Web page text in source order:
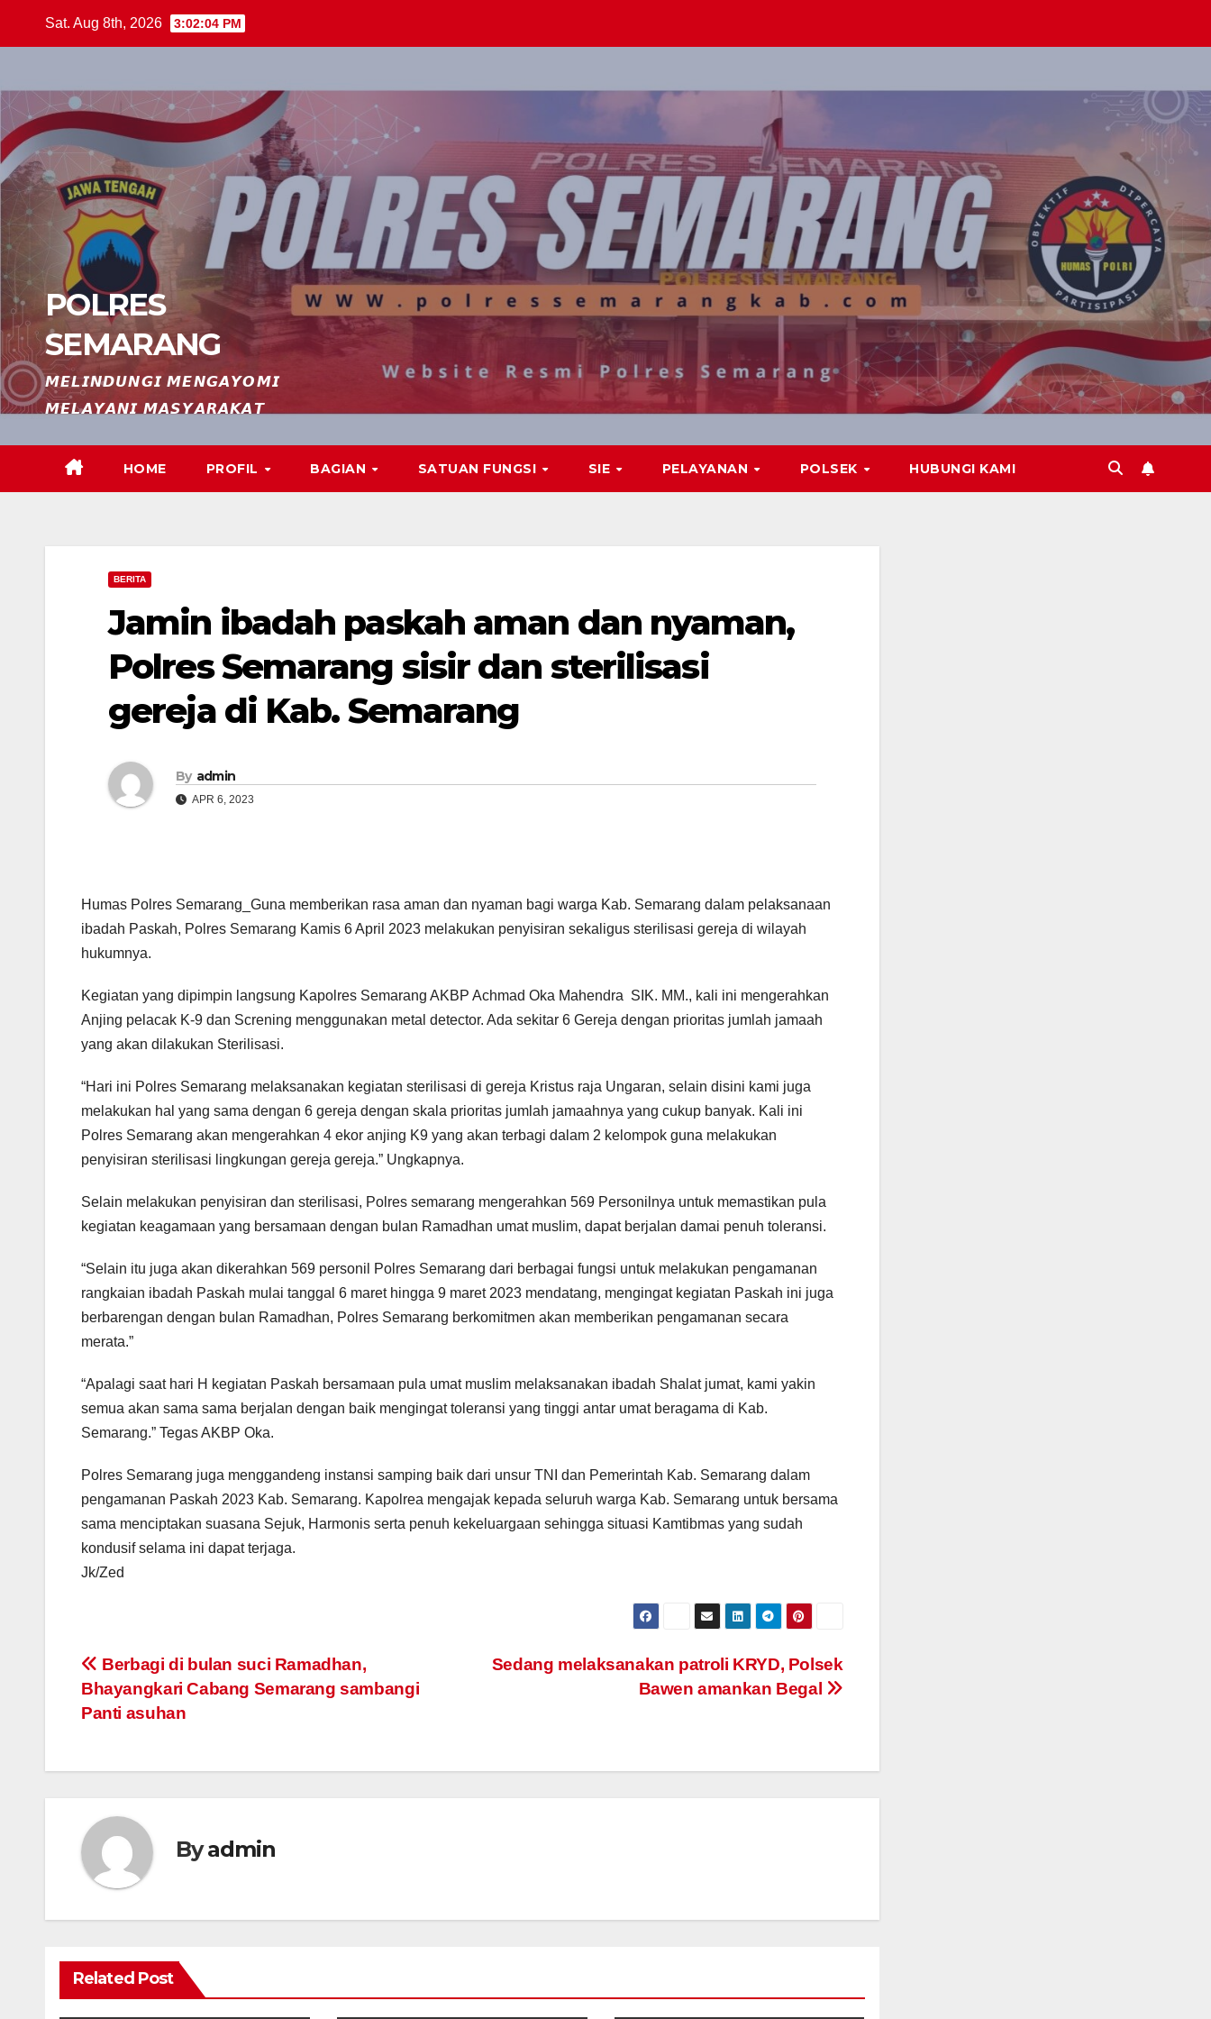
Sat. Aug 8th, 2026 3:02:05 PM
POLRES
SEMARANG
𝙈𝙀𝙇𝙄𝙉𝘿𝙐𝙉𝙂𝙄 𝙈𝙀𝙉𝙂𝘼𝙔𝙊𝙈𝙄
𝙈𝙀𝙇𝘼𝙔𝘼𝙉𝙄 𝙈𝘼𝙎𝙔𝘼𝙍𝘼𝙆𝘼𝙏
HOME PROFIL BAGIAN SATUAN FUNGSI SIE PELAYANAN POLSEK HUBUNGI KAMI
BERITA
Jamin ibadah paskah aman dan nyaman,
Polres Semarang sisir dan sterilisasi
gereja di Kab. Semarang
By admin
APR 6, 2023
Humas Polres Semarang_Guna memberikan rasa aman dan nyaman bagi warga Kab. Semarang dalam pelaksanaan
ibadah Paskah, Polres Semarang Kamis 6 April 2023 melakukan penyisiran sekaligus sterilisasi gereja di wilayah
hukumnya.
Kegiatan yang dipimpin langsung Kapolres Semarang AKBP Achmad Oka Mahendra SIK. MM., kali ini mengerahkan
Anjing pelacak K-9 dan Screning menggunakan metal detector. Ada sekitar 6 Gereja dengan prioritas jumlah jamaah
yang akan dilakukan Sterilisasi.
“Hari ini Polres Semarang melaksanakan kegiatan sterilisasi di gereja Kristus raja Ungaran, selain disini kami juga
melakukan hal yang sama dengan 6 gereja dengan skala prioritas jumlah jamaahnya yang cukup banyak. Kali ini
Polres Semarang akan mengerahkan 4 ekor anjing K9 yang akan terbagi dalam 2 kelompok guna melakukan
penyisiran sterilisasi lingkungan gereja gereja.” Ungkapnya.
Selain melakukan penyisiran dan sterilisasi, Polres semarang mengerahkan 569 Personilnya untuk memastikan pula
kegiatan keagamaan yang bersamaan dengan bulan Ramadhan umat muslim, dapat berjalan damai penuh toleransi.
“Selain itu juga akan dikerahkan 569 personil Polres Semarang dari berbagai fungsi untuk melakukan pengamanan
rangkaian ibadah Paskah mulai tanggal 6 maret hingga 9 maret 2023 mendatang, mengingat kegiatan Paskah ini juga
berbarengan dengan bulan Ramadhan, Polres Semarang berkomitmen akan memberikan pengamanan secara
merata.”
“Apalagi saat hari H kegiatan Paskah bersamaan pula umat muslim melaksanakan ibadah Shalat jumat, kami yakin
semua akan sama sama berjalan dengan baik mengingat toleransi yang tinggi antar umat beragama di Kab.
Semarang.” Tegas AKBP Oka.
Polres Semarang juga menggandeng instansi samping baik dari unsur TNI dan Pemerintah Kab. Semarang dalam
pengamanan Paskah 2023 Kab. Semarang. Kapolrea mengajak kepada seluruh warga Kab. Semarang untuk bersama
sama menciptakan suasana Sejuk, Harmonis serta penuh kekeluargaan sehingga situasi Kamtibmas yang sudah
kondusif selama ini dapat terjaga.
Jk/Zed
Post
navigation
Sedang melaksanakan patroli KRYD, Polsek
Bawen amankan Begal
Berbagi di bulan suci Ramadhan,
Bhayangkari Cabang Semarang sambangi
Panti asuhan
Byadmin
Related Post